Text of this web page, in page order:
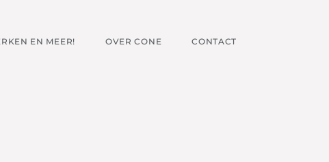
EN MEER! OVER CONE CONTACT